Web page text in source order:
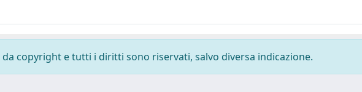
copyright e tutti i diritti sono riservati, salvo diversa indicazione.